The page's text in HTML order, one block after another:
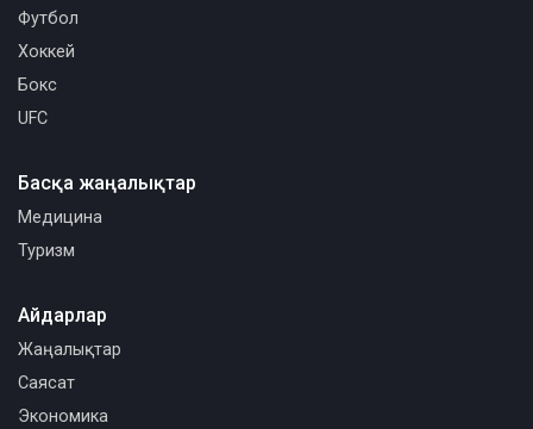
Футбол
Хоккей
Бокс
UFC
Басқа жаңалықтар
Медицина
Туризм
Айдарлар
Жаңалықтар
Саясат
Экономика